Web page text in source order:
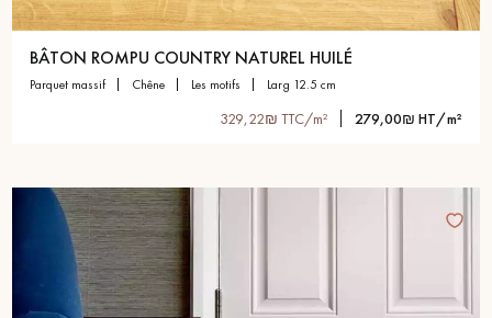
BÂTON ROMPU COUNTRY NATUREL HUILÉ
parquet massif chêne les motifs larg 12.5 cm
329,22₪ TTC/m² 279,00₪ HT/m²